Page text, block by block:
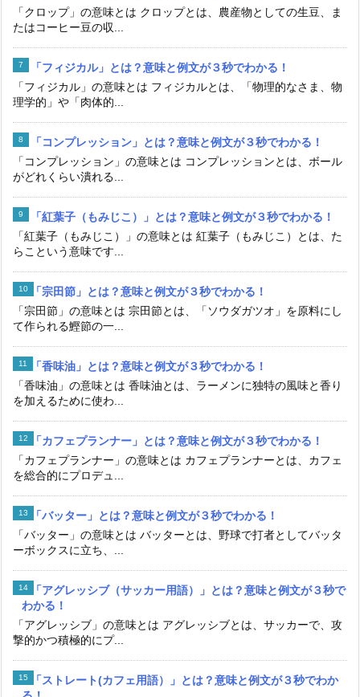
「クロップ」の意味とは クロップとは、農産物としての生豆、ま
たはコーヒー豆の収...
「フィジカル」とは？意味と例文が３秒でわかる！
「フィジカル」の意味とは フィジカルとは、「物理的なさま、物
理学的」や「肉体的...
「コンプレッション」とは？意味と例文が３秒でわかる！
「コンプレッション」の意味とは コンプレッションとは、ボール
がどれくらい潰れる...
「紅葉子（もみじこ）」とは？意味と例文が３秒でわかる！
「紅葉子（もみじこ）」の意味とは 紅葉子（もみじこ）とは、た
らこという意味です...
「宗田節」とは？意味と例文が３秒でわかる！
「宗田節」の意味とは 宗田節とは、「ソウダガツオ」を原料にし
て作られる鰹節の一...
「香味油」とは？意味と例文が３秒でわかる！
「香味油」の意味とは 香味油とは、ラーメンに独特の風味と香り
を加えるために使わ...
「カフェプランナー」とは？意味と例文が３秒でわかる！
「カフェプランナー」の意味とは カフェプランナーとは、カフェ
を総合的にプロデュ...
「バッター」とは？意味と例文が３秒でわかる！
「バッター」の意味とは バッターとは、野球で打者としてバッタ
ーボックスに立ち、...
「アグレッシブ（サッカー用語）」とは？意味と例文が３秒で
わかる！
「アグレッシブ」の意味とは アグレッシブとは、サッカーで、攻
撃的かつ積極的にプ...
「ストレート(カフェ用語）」とは？意味と例文が３秒でわか